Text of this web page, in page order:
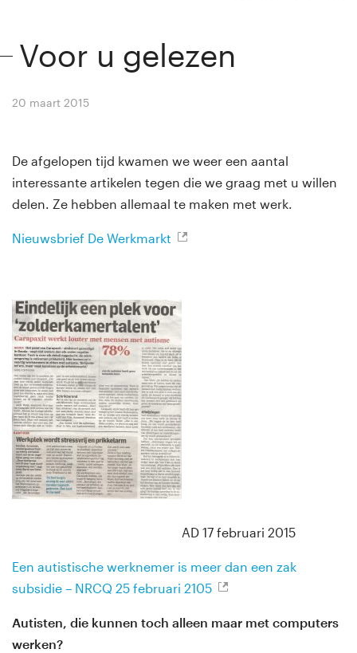
Voor u gelezen
20 maart 2015
De afgelopen tijd kwamen we weer een aantal
interessante artikelen tegen die we graag met u willen
delen. Ze hebben allemaal te maken met werk.
Nieuwsbrief De Werkmarkt
AD 17 februari 2015
Een autistische werknemer is meer dan een zak
subsidie – NRCQ 25 februari 2105
Autisten, die kunnen toch alleen maar met computers
werken?